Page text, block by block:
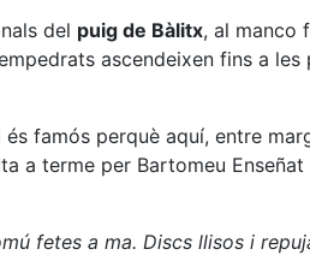
del puig de Bàlitx, al manco
ascendeixen fins a
és famós perquè aquí, entre
a terme per Bartomeu Enseñat
fetes a ma. Discs llisos i